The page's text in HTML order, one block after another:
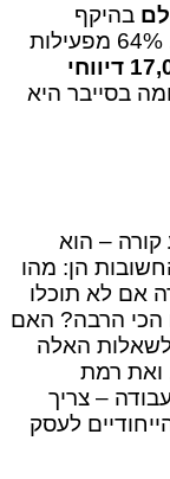
בהיקף
התקפות סייבר, אחרי ארה"ב ובריטניה. 64% מפעילות
17,000 דיווחי
בסייבר היא
– הוא
הן: מהו
אם לא תוכלו
הכי הרבה? האם
האלה
רמת
– צריך
לעסק